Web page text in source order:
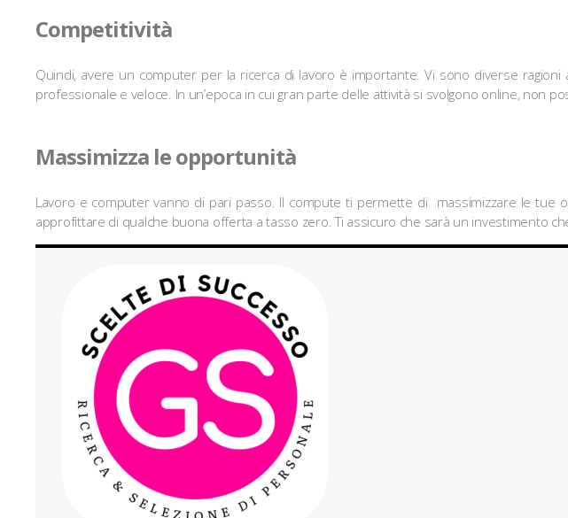
Competitività
Quindi, avere un computer per la ricerca di lavoro è importante. Vi sono diverse
professionale e veloce. In un’epoca in cui gran parte delle attività si svolgono online, non
Massimizza le opportunità
Lavoro e computer vanno di pari passo. Il compute ti permette di massimizzare le
approfittare di qualche buona offerta a tasso zero. Ti assicuro che sarà un investimento